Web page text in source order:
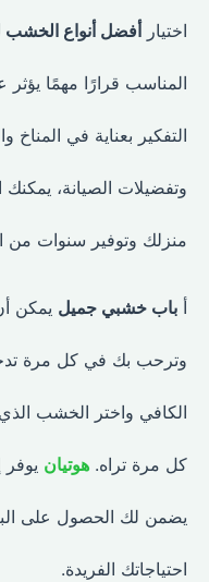
اختيارأفضل أنواع الخشب
المناسب قرارًا مهمًا يؤثر
التفكير بعناية في المناخ
وتفضيلات الصيانة، يمكنك
منزلك وتوفير سنوات من
باب خشبي جميليمكن أن
وترحب بك في كل مرة
الكافي واختر الخشب
كل مرة تراه.هوتيانيوفر
يضمن لك الحصول على
احتياجاتك الفريدة.